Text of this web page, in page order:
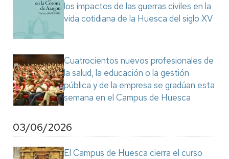
los impactos de las guerras civiles en la
vida cotidiana de la Huesca del siglo XV
Cuatrocientos nuevos profesionales de
la salud, la educación o la gestión
pública y de la empresa se gradúan esta
semana en el Campus de Huesca
03/06/2026
El Campus de Huesca cierra el curso